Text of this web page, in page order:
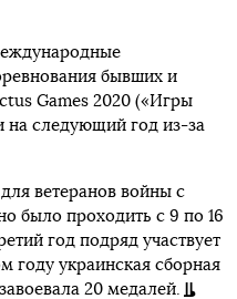
бывших и
Games 2020 («Игры
на следующий год из-за
ветеранов войны с
было проходить с 9 по 16
год подряд участвует
году украинская сборная
20 медалей.